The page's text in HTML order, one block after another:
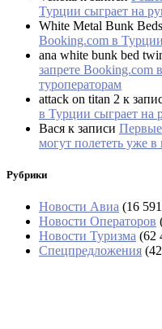
Турции сыграет на
White Metal Bunk
Booking.com в
ana white bunk bed
запрете Booking.com
туроператорам
attack on titan 2 к
в Турции сыграет на
Вася к записи Первые
могут полететь уже в
Рубрики
Новости Авиа (16
Новости Операторов
Новости Туризма (62
Спецпредложения